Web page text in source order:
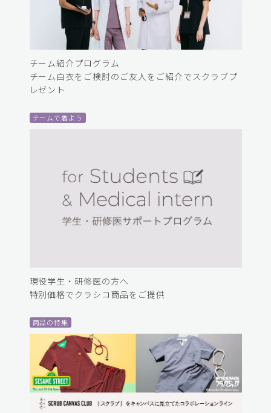
チーム紹介プログラム
チーム白衣をご検討のご友人をご紹介でスクラブプ
レゼント
チームで着よう
現役学生・研修医の方へ
特別価格でクラシコ商品をご提供
商品の特集